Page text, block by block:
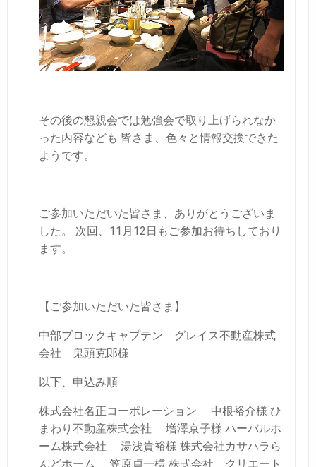
その後の懇親会では勉強会で取り上げられなか
った内容なども 皆さま、色々と情報交換できた
ようです。
ご参加いただいた皆さま、ありがとうございま
した。
次回、11月12日もご参加お待ちしており
ます。
【ご参加いただいた皆さま】
中部ブロックキャプテン グレイス不動産株式
会社 鬼頭克郎様
以下、申込み順
株式会社名正コーポレーション 中根裕介様 ひ
まわり不動産株式会社 増澤京子様 ハーバルホ
ーム株式会社 湯浅貴裕様 株式会社カサハラら
んどホーム 笠原貞一様 株式会社 クリエート